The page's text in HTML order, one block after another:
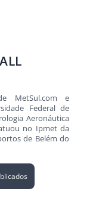
MetSul.com e
Federal de
Aeronáutica
no Ipmet da
de Belém do